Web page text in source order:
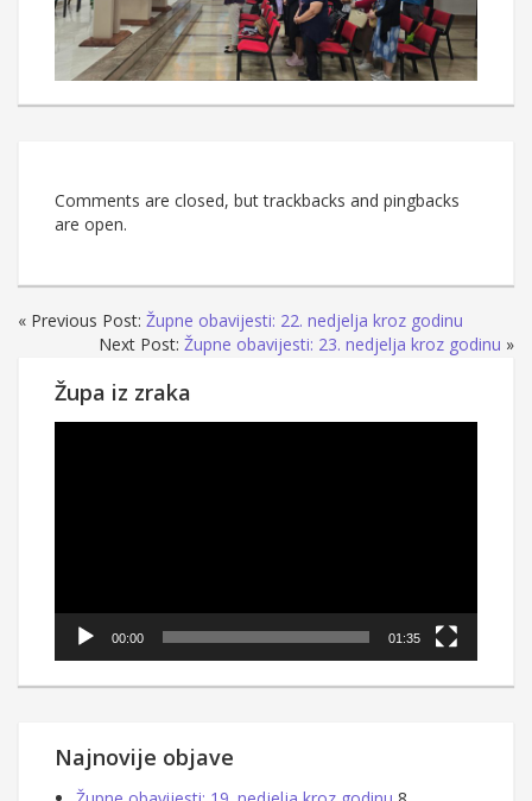
Comments are closed, but trackbacks and pingbacks
are open.
« Previous Post: Župne obavijesti: 22. nedjelja kroz godinu
Next Post: Župne obavijesti: 23. nedjelja kroz godinu »
Župa iz zraka
00:00 01:35
Najnovije objave